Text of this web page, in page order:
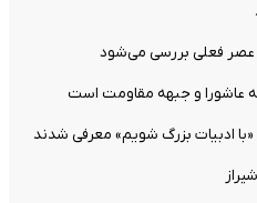
عصر فعلی بررسی می‌شود
عاشورا و جبهه مقاومت است
ادبیات بزرگ شویم» معرفی شدند